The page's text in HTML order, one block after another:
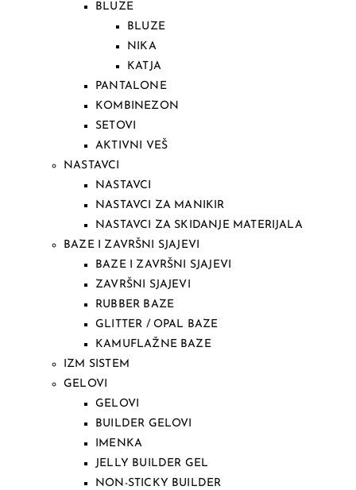
BLUZE
BLUZE
NIKA
KATJA
PANTALONE
KOMBINEZON
SETOVI
AKTIVNI VEŠ
NASTAVCI
NASTAVCI
NASTAVCI ZA MANIKIR
NASTAVCI ZA SKIDANJE MATERIJALA
BAZE I ZAVRŠNI SJAJEVI
BAZE I ZAVRŠNI SJAJEVI
ZAVRŠNI SJAJEVI
RUBBER BAZE
GLITTER / OPAL BAZE
KAMUFLAŽNE BAZE
IZM SISTEM
GELOVI
GELOVI
BUILDER GELOVI
IMENKA
JELLY BUILDER GEL
NON-STICKY BUILDER